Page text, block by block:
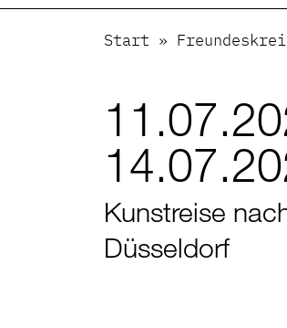
ALT
Start »
Kunstreise
Düsseldorf